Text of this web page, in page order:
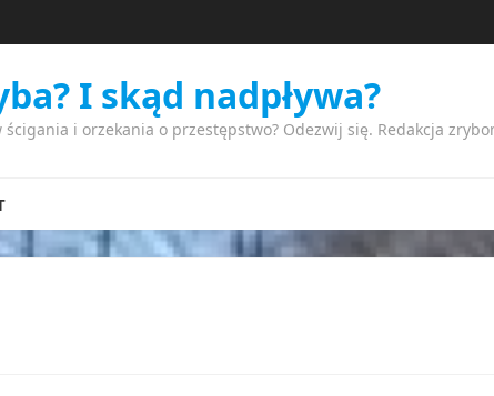
I skąd nadpływa?
ścigania i orzekania o przestępstwo? Odezwij się. Redakcja